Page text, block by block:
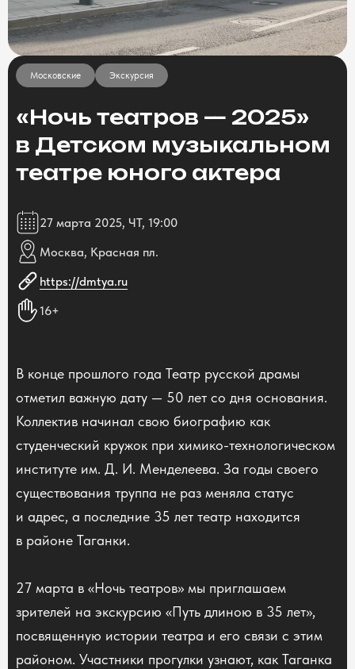
Московские Экскурсия
«Ночь театров — 2025»
в Детском музыкальном
театре юного актера
27 марта 2025, ЧТ, 19:00
Москва, Красная пл.
https://dmtya.ru
16+
В конце прошлого года Театр русской драмы
отметил важную дату — 50 лет со дня основания.
Коллектив начинал свою биографию как
студенческий кружок при химико-технологическом
институте им. Д. И. Менделеева. За годы своего
существования труппа не раз меняла статус
и адрес, а последние 35 лет театр находится
в районе Таганки.
27 марта в «Ночь театров» мы приглашаем
зрителей на экскурсию «Путь длиною в 35 лет»,
посвященную истории театра и его связи с этим
районом. Участники прогулки узнают, как Таганка